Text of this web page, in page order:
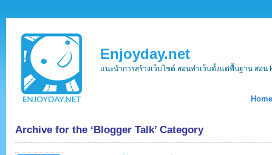
Enjoyday.net
แนะนำการสร้างเว็บไซต์ สอนทำเว็บตั้งแต่พื้นฐาน สอน
Home
Archive for the ‘Blogger Talk’ Category